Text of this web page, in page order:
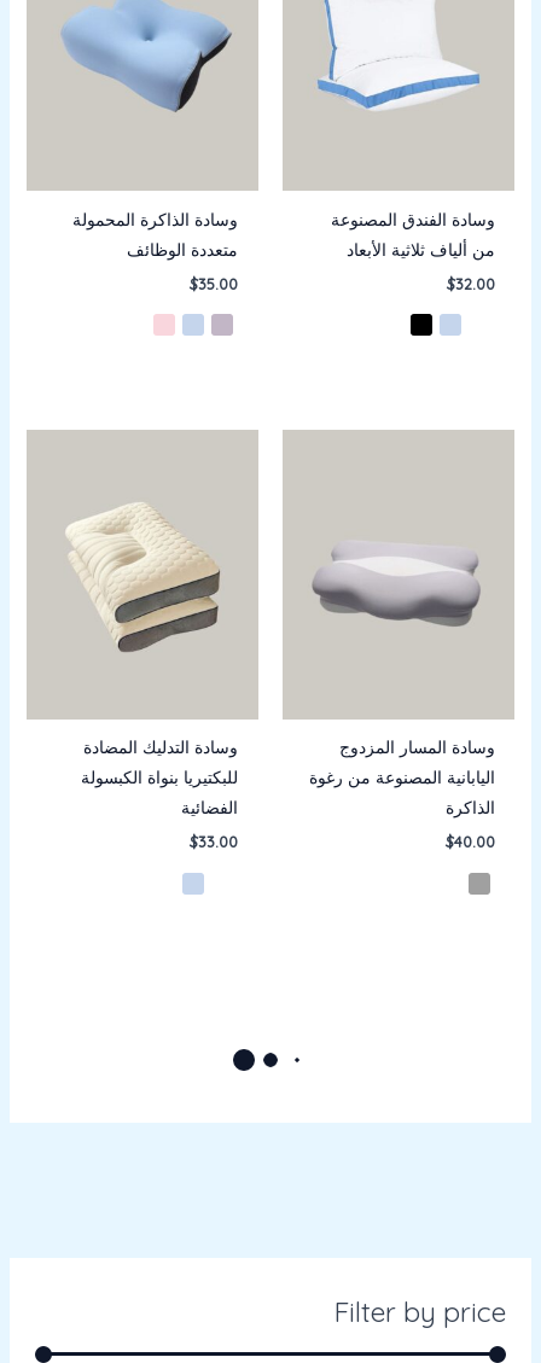
Filter by price
وسادة الفندق المصنوعة
من ألياف ثلاثية الأبعاد
$32.00
وسادة الذاكرة المحمولة
متعددة الوظائف
$35.00
وسادة المسار المزدوج
اليابانية المصنوعة من رغوة
الذاكرة
$40.00
وسادة التدليك المضادة
للبكتيريا بنواة الكبسولة
الفضائية
$33.00